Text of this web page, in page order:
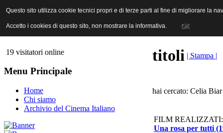
ANICA | Associazione Nazionale Industrie Cinematografiche
19 visitatori online
Menu Principale
Home
Chi siamo
Archivio del Cinema Italiano
titoli | Stampa |
hai cercato: Celia
FILM REALIZZATI:
Una rosa per tutti
Questo sito utilizza cookie tecnici propri e di terze parti al fine di migliorare la
Accetto i cookies di questo sito, non mostrare la informativa. OK
Questo sito utilizza cookie tecnici propri e di terze parti al fine di migliorare la
Accetto i cookies di questo sito, non mostrare la informativa. OK